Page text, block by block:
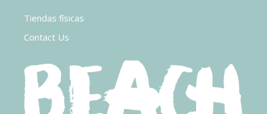
Tiendas físicas
Contact Us